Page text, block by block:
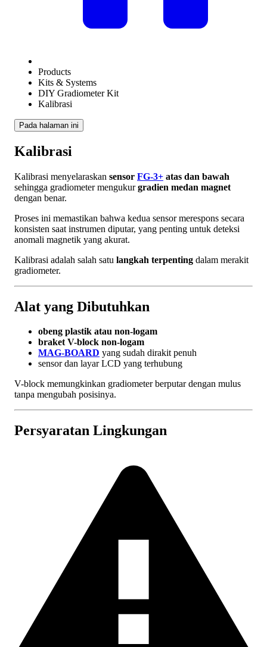
Products
Kits & Systems
DIY Gradiometer Kit
Kalibrasi
Pada halaman ini
Kalibrasi
Kalibrasi menyelaraskan sensor FG-3+ atas dan bawah
sehingga gradiometer mengukurgradien medan magnet
dengan benar.
Proses ini memastikan bahwa kedua sensor merespons secara
konsisten saat instrumen diputar, yang penting untuk deteksi
anomali magnetik yang akurat.
Kalibrasi adalah salah satu langkah terpenting dalam merakit
gradiometer.
Alat yang Dibutuhkan
obeng plastik atau non-logam
braket V-block non-logam
MAG-BOARD yang sudah dirakit penuh
sensor dan layar LCD yang terhubung
V-block memungkinkan gradiometer berputar dengan mulus
tanpa mengubah posisinya.
Persyaratan Lingkungan